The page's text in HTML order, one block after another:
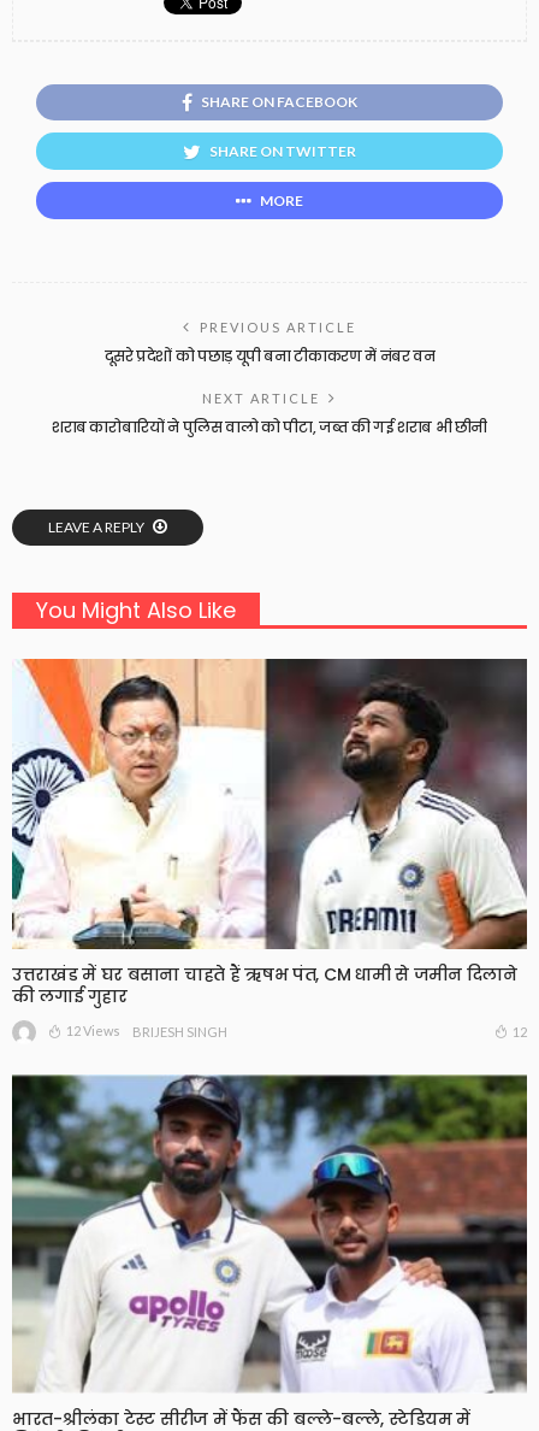
SHARE ON FACEBOOK
SHARE ON TWITTER
MORE
PREVIOUS ARTICLE
दूसरे प्रदेशों को पछाड़ यूपी बना टीकाकरण में नंबर वन
NEXT ARTICLE
शराब कारोबारियों ने पुलिस वालो को पीटा, जब्त की गई शराब भी छीनी
LEAVE A REPLY
You Might Also Like
उत्तराखंड में घर बसाना चाहते हैं ऋषभ पंत, CM धामी से जमीन दिलाने
की लगाई गुहार
12 Views BRIJESH SINGH 12
भारत-श्रीलंका टेस्ट सीरीज में फैंस की बल्ले-बल्ले, स्टेडियम में